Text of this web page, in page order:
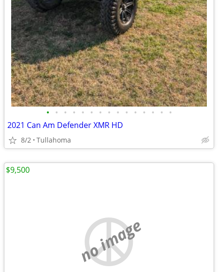
• • • • • • • • • • • • • • •
2021 Can Am Defender XMR HD
8/2 Tullahoma
no image
$9,500